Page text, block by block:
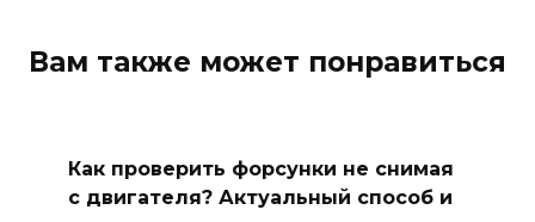
Вам также может понравиться
Как проверить форсунки не снимая
с двигателя? Актуальный способ и